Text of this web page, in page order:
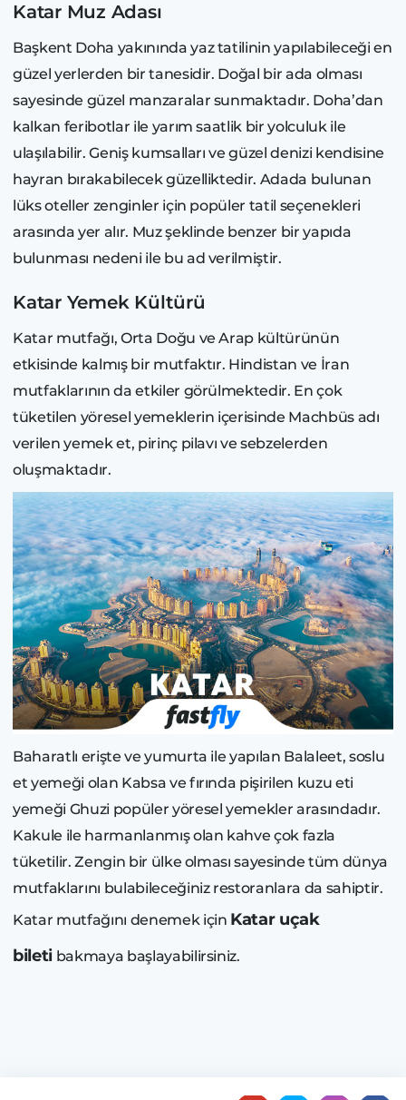
Katar Muz Adası
Başkent Doha yakınında yaz tatilinin yapılabileceği en
güzel yerlerden bir tanesidir. Doğal bir ada olması
sayesinde güzel manzaralar sunmaktadır. Doha’dan
kalkan feribotlar ile yarım saatlik bir yolculuk ile
ulaşılabilir. Geniş kumsalları ve güzel denizi kendisine
hayran bırakabilecek güzelliktedir. Adada bulunan
lüks oteller zenginler için popüler tatil seçenekleri
arasında yer alır. Muz şeklinde benzer bir yapıda
bulunması nedeni ile bu ad verilmiştir.
Katar Yemek Kültürü
Katar mutfağı, Orta Doğu ve Arap kültürünün
etkisinde kalmış bir mutfaktır. Hindistan ve İran
mutfaklarının da etkiler görülmektedir. En çok
tüketilen yöresel yemeklerin içerisinde Machbüs adı
verilen yemek et, pirinç pilavı ve sebzelerden
oluşmaktadır.
Baharatlı erişte ve yumurta ile yapılan Balaleet, soslu
et yemeği olan Kabsa ve fırında pişirilen kuzu eti
yemeği Ghuzi popüler yöresel yemekler arasındadır.
Kakule ile harmanlanmış olan kahve çok fazla
tüketilir. Zengin bir ülke olması sayesinde tüm dünya
mutfaklarını bulabileceğiniz restoranlara da sahiptir.
Katar mutfağını denemek için Katar uçak
biletibakmaya başlayabilirsiniz.